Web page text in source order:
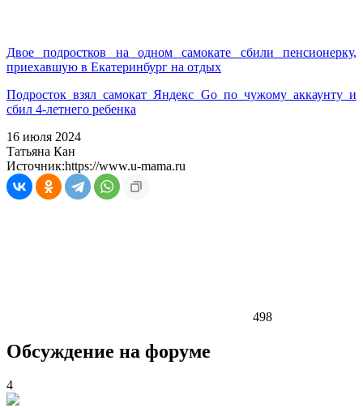
Двое подростков на одном самокате сбили пенсионерку,
приехавшую в Екатеринбург на отдых
Подросток взял самокат Яндекс Go по чужому аккаунту и
сбил 4-летнего ребенка
16 июля 2024
Татьяна Кан
Источник:https://www.u-mama.ru
498
Обсуждение на форуме
4